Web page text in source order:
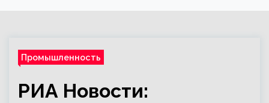
Промышленность
РИА Новости: